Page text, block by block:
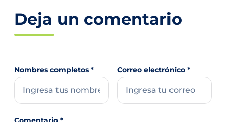
Deja un comentario
Nombres completos * Correo electrónico *